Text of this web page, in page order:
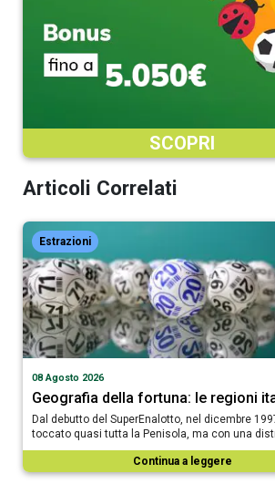
SCOPRI
Articoli Correlati
Estrazioni
08 Agosto 2026
Geografia della fortuna: le regioni
Dal debutto del SuperEnalotto, nel dicembre
toccato quasi tutta la Penisola, ma con una
Continua a leggere